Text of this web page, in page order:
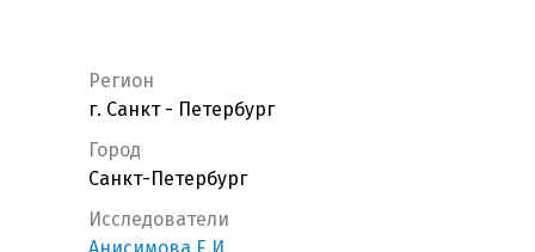
Регион
г. Санкт - Петербург
Город
Санкт-Петербург
Исследователи